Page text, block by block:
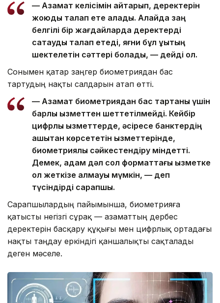
— Азамат келісімін қайтарып, деректерін
жоюды талап ете алады. Алайда заң
белгілі бір жағдайларда деректерді
сақтауды талап етеді, яғни бұл құқықтың
шектелетін сәттері болады, — дейді ол.
Сонымен қатар заңгер биометриядан бас
тартудың нақты салдарын атап өтті.
— Азамат биометриядан бас тартқаны үшін
барлық қызметтен шеттетілмейді. Кейбір
цифрлық қызметтерде, әсіресе банктердің
қашықтан көрсететін қызметтерінде,
биометриялық сәйкестендіру міндетті.
Демек, адам дәл сол форматтағы қызметке
қол жеткізе алмауы мүмкін, — деп
түсіндірді сарапшы.
Сарапшылардың пайымынша, биометрияға
қатысты негізгі сұрақ — азаматтың дербес
деректерін басқару құқығы мен цифрлық ортадағы
нақты таңдау еркіндігі қаншалықты сақталады
деген мәселе.